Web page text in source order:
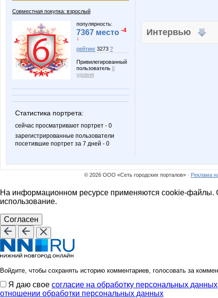
Совместная покупка: взрослый
популярность:
7367 место -4
↓
рейтинг 3273 ?
Привилегированный
пользователь 6
уровня
Статистика портрета:
сейчас просматривают портрет - 0
зарегистрированные пользователи
посетившие портрет за 7 дней - 0
Интервью
© 2026 ООО «Сеть городских порталов» · Реклама
На информационном ресурсе применяются cookie-файлы.
использование.
Согласен
Войдите, чтобы сохранять историю комментариев, голосовать за
Я даю свое согласие на обработку персональных данных
отношении обработки персональных данных